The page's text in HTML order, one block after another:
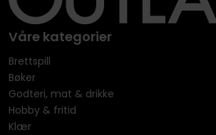
Våre kategorier
Brettspill
Bøker
Godteri, mat & drikke
Hobby & fritid
Klær